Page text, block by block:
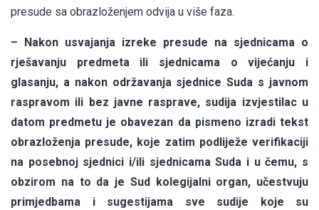
presude sa obrazloženjem odvija u više faza.
– Nakon usvajanja izreke presude na sjednicama o
rješavanju predmeta ili sjednicama o vijećanju i
glasanju, a nakon održavanja sjednice Suda s javnom
raspravom ili bez javne rasprave, sudija izvjestilac u
datom predmetu je obavezan da pismeno izradi tekst
obrazloženja presude, koje zatim podliježe verifikaciji
na posebnoj sjednici i/ili sjednicama Suda i u čemu, s
obzirom na to da je Sud kolegijalni organ, učestvuju
primjedbama i sugestijama sve sudije koje su